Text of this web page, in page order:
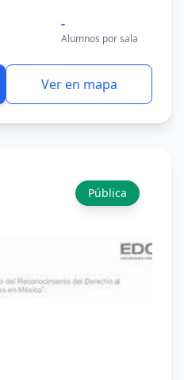
-
Alumnos por sala
Ver en mapa
Pública